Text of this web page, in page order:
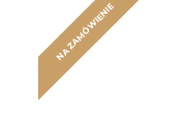
NA ZAMÓWIENIE